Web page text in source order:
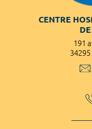
CENTRE
191